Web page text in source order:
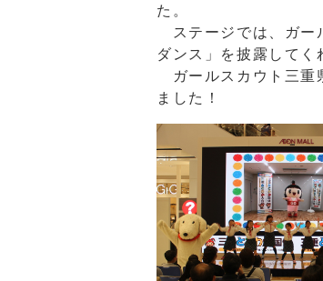
た。
ステージでは、ガー
ダンス」を披露してく
ガールスカウト三重
ました！